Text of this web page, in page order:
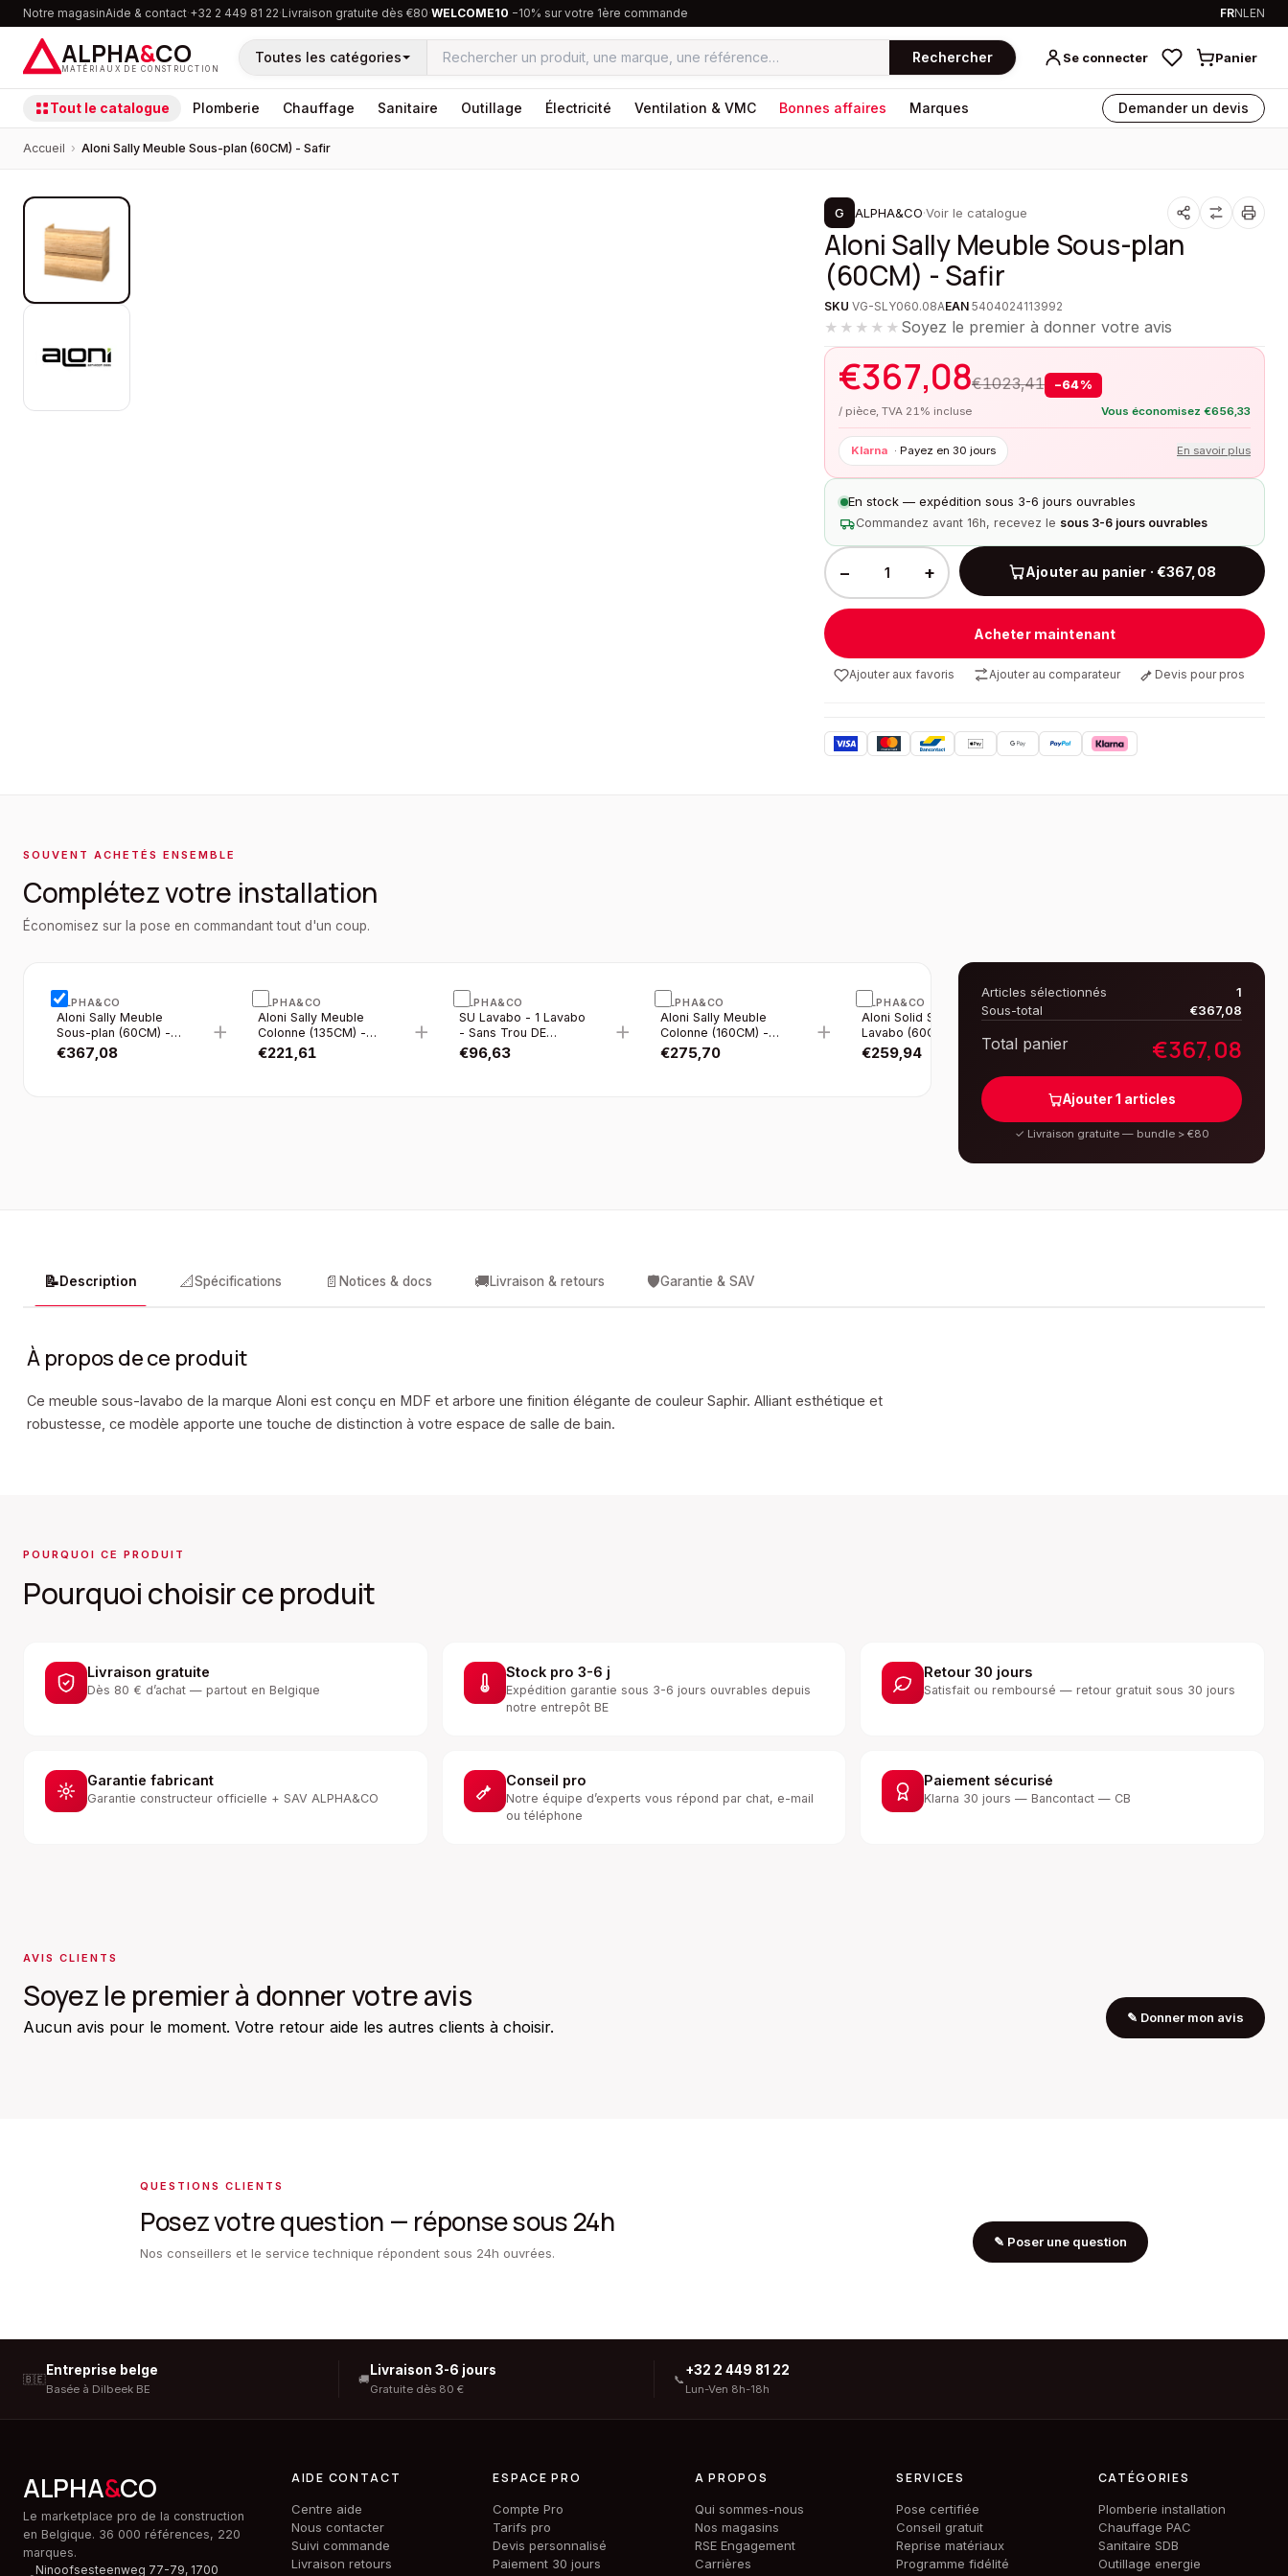
Notre magasinAide & contact·+32 2 449 81 22·Livraison gratuite dès €80·WELCOME10 −10% sur votre 1ère commande FRNLEN
ALPHA&CO
MATÉRIAUX DE CONSTRUCTION
Toutes les catégories Rechercher Se connecter Panier
Tout le catalogue Plomberie Chauffage Sanitaire Outillage Électricité Ventilation & VMC Bonnes affaires Marques Demander un devis
Accueil › Aloni Sally Meuble Sous-plan (60CM) - Safir
G ALPHA&CO·Voir le catalogue
Aloni Sally Meuble Sous-plan
(60CM) - Safir
SKU VG-SLY060.08AEAN 5404024113992
★★★★★ Soyez le premier à donner votre avis
€367,08€1023,41 −64%
/ pièce, TVA 21% incluse Vous économisez €656,33
Klarna · Payez en 30 jours En savoir plus
En stock — expédition sous 3-6 jours ouvrables
Commandez avant 16h, recevez le sous 3-6 jours ouvrables
− + Ajouter au panier · €367,08
Acheter maintenant
Ajouter aux favoris Ajouter au comparateur Devis pour pros
SOUVENT ACHETÉS ENSEMBLE
Complétez votre installation
Économisez sur la pose en commandant tout d'un coup.
ALPHA&CO
Aloni Sally Meuble
Sous-plan (60CM) -
Safir
€367,08
+
ALPHA&CO
Aloni Sally Meuble
Colonne (135CM) -
Safir
€221,61
+
ALPHA&CO
SU Lavabo - 1 Lavabo
- Sans Trou DE
Robinet - Céramique
- 60×45 CM - Blanc
€96,63
+
ALPHA&CO
Aloni Sally Meuble
Colonne (160CM) -
Safir
€275,70
+
ALPHA&CO
Aloni Solid Surface
Lavabo (60CM) -
Blanc
€259,94
Articles sélectionnés
1
Sous-total
€367,08
Total panier €367,08
Ajouter1 articles
✓ Livraison gratuite — bundle > €80
📝Description 📐Spécifications 📄 Notices & docs 🚚Livraison & retours 🛡️Garantie & SAV
À propos de ce produit
Ce meuble sous-lavabo de la marque Aloni est conçu en MDF et arbore une finition élégante de couleur Saphir. Alliant esthétique et
robustesse, ce modèle apporte une touche de distinction à votre espace de salle de bain.
POURQUOI CE PRODUIT
Pourquoi choisir ce produit
Livraison gratuite
Dès 80 € d’achat — partout en Belgique
Stock pro 3-6 j
Expédition garantie sous 3-6 jours ouvrables depuis
notre entrepôt BE
Retour 30 jours
Satisfait ou remboursé — retour gratuit sous 30 jours
Garantie fabricant
Garantie constructeur officielle + SAV ALPHA&CO
Conseil pro
Notre équipe d’experts vous répond par chat, e-mail
ou téléphone
Paiement sécurisé
Klarna 30 jours — Bancontact — CB
AVIS CLIENTS
Soyez le premier à donner votre avis
Aucun avis pour le moment. Votre retour aide les autres clients à choisir. ✎ Donner mon avis
QUESTIONS CLIENTS
Posez votre question — réponse sous 24h
Nos conseillers et le service technique répondent sous 24h ouvrées.
✎ Poser une question
🇧🇪
Entreprise belge
Basée à Dilbeek BE
🚚
Livraison 3-6 jours
Gratuite dès 80 €
📞
+32 2 449 81 22
Lun-Ven 8h-18h
ALPHA&CO
Le marketplace pro de la construction
en Belgique. 36 000 références, 220
marques.
Ninoofsesteenweg 77-79, 1700
AIDE CONTACT
Centre aide
Nous contacter
Suivi commande
Livraison retours
ESPACE PRO
Compte Pro
Tarifs pro
Devis personnalisé
Paiement 30 jours
A PROPOS
Qui sommes-nous
Nos magasins
RSE Engagement
Carrières
SERVICES
Pose certifiée
Conseil gratuit
Reprise matériaux
Programme fidélité
CATÉGORIES
Plomberie installation
Chauffage PAC
Sanitaire SDB
Outillage energie